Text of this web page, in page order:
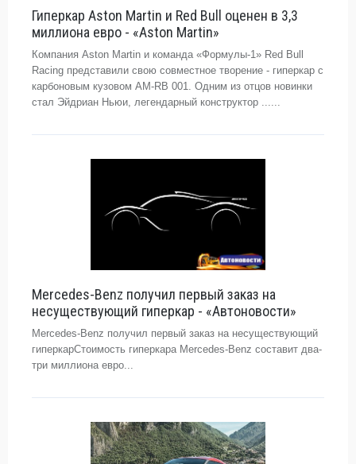
Гиперкар Aston Martin и Red Bull оценен в 3,3
миллиона евро - «Aston Martin»
Компания Aston Martin и команда «Формулы-1» Red Bull
Racing представили свою совместное творение - гиперкар с
карбоновым кузовом AM-RB 001. Одним из отцов новинки
стал Эйдриан Ньюи, легендарный конструктор ......
Mercedes-Benz получил первый заказ на
несуществующий гиперкар - «Автоновости»
Mercedes-Benz получил первый заказ на несуществующий
гиперкарСтоимость гиперкара Mercedes-Benz составит два-
три миллиона евро...